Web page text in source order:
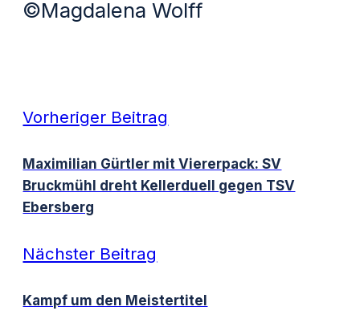
©Magdalena Wolff
Vorheriger Beitrag
Maximilian Gürtler mit Viererpack: SV
Bruckmühl dreht Kellerduell gegen TSV
Ebersberg
Nächster Beitrag
Kampf um den Meistertitel